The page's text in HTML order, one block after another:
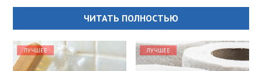
ЧИТАТЬ ПОЛНОСТЬЮ
ЛУЧШЕЕ ЛУЧШЕЕ